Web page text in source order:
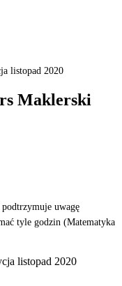
listopad 2020
Maklerski
uwagę
tyle godzin (Matematyka
listopad 2020